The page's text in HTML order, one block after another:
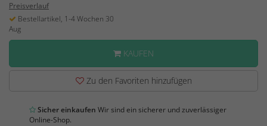
Preisverlauf
Bestellartikel, 1-4 Wochen 30
Aug
KAUFEN
Zu den Favoriten hinzufügen
Sicher einkaufen Wir sind ein sicherer und zuverlässiger
Online-Shop.